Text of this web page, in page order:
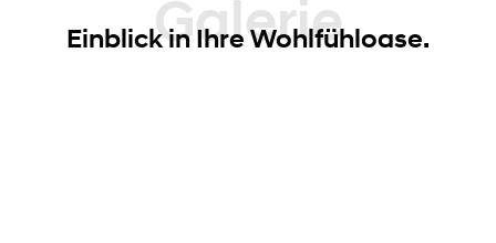
Galerie
Einblick in Ihre Wohlfühloase.